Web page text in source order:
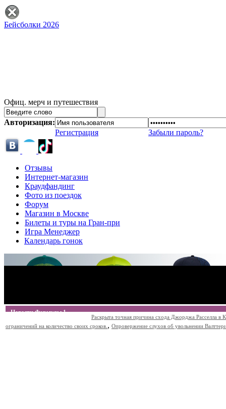
Бейсболки 2026
Офиц. мерч и путешествия
Авторизация:
Регистрация
Забыли пароль?
Отзывы
Интернет-магазин
Краудфандинг
Фото из поездок
Форум
Магазин в Москве
Билеты и туры на Гран-при
Игра Менеджер
Календарь гонок
Новости Формулы 1
Раскрыта точная причина схода Джорджа Расселла в
ограничений на количество своих сроков. , Опровержение слухов об увольнении